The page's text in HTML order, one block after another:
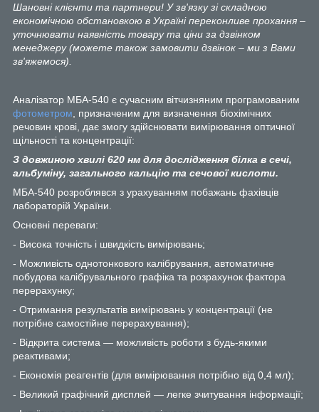
Шановні клієнти та партнери! У зв'язку зі складною
економічною обстановкою в Україні переконливе прохання –
уточнювати наявність товару та ціни за дзвінком
менеджеру (можете також замовити дзвінок – ми з Вами
зв'яжемося).
Аналізатор МБА-540 є сучасним вітчизняним програмованим
фотометром , призначеним для визначення біохімічних
речовин крові, дає змогу здійснювати вимірювання оптичної
щільності та концентрації:
З довжиною хвилі 620 нм для дослідження білка в сечі,
альбуміну, загального кальцію та сечової кислоти.
МБА-540 розроблявся з урахуванням побажань фахівців
лабораторій України.
Основні переваги:
- Висока точність і швидкість вимірювань;
- Можливість однотонкового калібрування, автоматичне
побудова калібрувального графіка та розрахунок фактора
перерахунку;
- Отримання результатів вимірювань у концентрації (не
потрібне самостійне перерахування);
- Відкрита система — можливість роботи з будь-якими
реактивами;
- Економія реагентів (для вимірювання потрібно від 0,4 мл);
- Великий графічний дисплей — легке зчитування інформації;